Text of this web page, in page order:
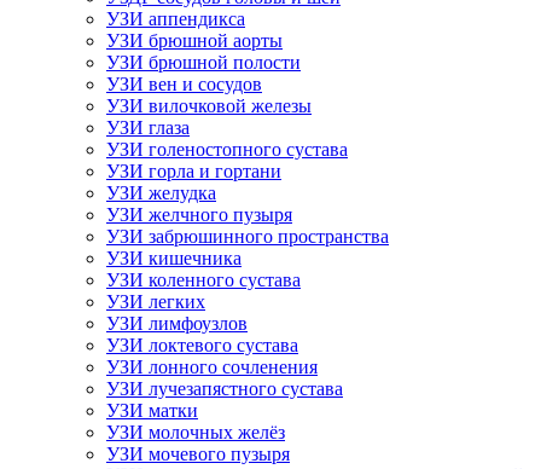
УЗИ аппендикса
УЗИ брюшной аорты
УЗИ брюшной полости
УЗИ вен и сосудов
УЗИ вилочковой железы
УЗИ глаза
УЗИ голеностопного сустава
УЗИ горла и гортани
УЗИ желудка
УЗИ желчного пузыря
УЗИ забрюшинного пространства
УЗИ кишечника
УЗИ коленного сустава
УЗИ легких
УЗИ лимфоузлов
УЗИ локтевого сустава
УЗИ лонного сочленения
УЗИ лучезапястного сустава
УЗИ матки
УЗИ молочных желёз
УЗИ мочевого пузыря